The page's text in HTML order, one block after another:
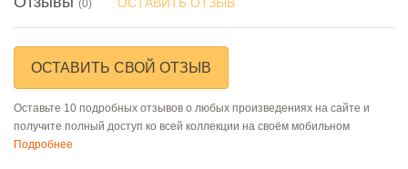
(0)
ОСТАВИТЬ СВОЙ ОТЗЫВ
Оставьте 10 подробных отзывов о любых произведениях на сайте и
получите полный доступ ко всей коллекции на своём мобильном
Подробнее